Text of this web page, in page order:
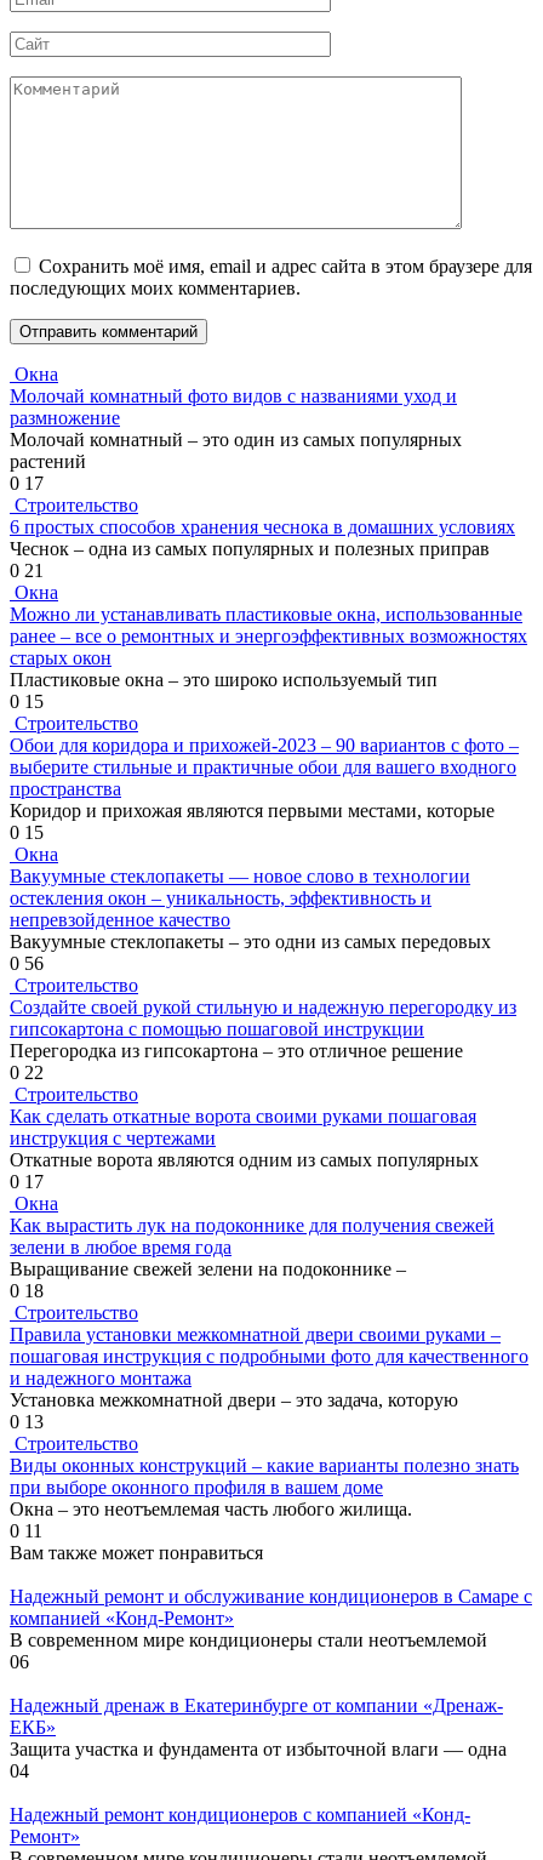
*
Сайт
Комментарий
Сохранить моё имя, email и адрес сайта в этом браузере для
последующих моих комментариев.
Окна
Молочай комнатный фото видов с названиями уход и
размножение
Молочай комнатный – это один из самых популярных
растений
0 17
Строительство
6 простых способов хранения чеснока в домашних условиях
Чеснок – одна из самых популярных и полезных приправ
0 21
Окна
Можно ли устанавливать пластиковые окна, использованные
ранее – все о ремонтных и энергоэффективных возможностях
старых окон
Пластиковые окна – это широко используемый тип
0 15
Строительство
Обои для коридора и прихожей-2023 – 90 вариантов с фото –
выберите стильные и практичные обои для вашего входного
пространства
Коридор и прихожая являются первыми местами, которые
0 15
Окна
Вакуумные стеклопакеты — новое слово в технологии
остекления окон – уникальность, эффективность и
непревзойденное качество
Вакуумные стеклопакеты – это одни из самых передовых
0 56
Строительство
Создайте своей рукой стильную и надежную перегородку из
гипсокартона с помощью пошаговой инструкции
Перегородка из гипсокартона – это отличное решение
0 22
Строительство
Как сделать откатные ворота своими руками пошаговая
инструкция с чертежами
Откатные ворота являются одним из самых популярных
0 17
Окна
Как вырастить лук на подоконнике для получения свежей
зелени в любое время года
Выращивание свежей зелени на подоконнике –
0 18
Строительство
Правила установки межкомнатной двери своими руками –
пошаговая инструкция с подробными фото для качественного
и надежного монтажа
Установка межкомнатной двери – это задача, которую
0 13
Строительство
Виды оконных конструкций – какие варианты полезно знать
при выборе оконного профиля в вашем доме
Окна – это неотъемлемая часть любого жилища.
0 11
Вам также может понравиться
Надежный ремонт и обслуживание кондиционеров в Самаре с
компанией «Конд-Ремонт»
В современном мире кондиционеры стали неотъемлемой
06
Надежный дренаж в Екатеринбурге от компании «Дренаж-
ЕКБ»
Защита участка и фундамента от избыточной влаги — одна
04
Надежный ремонт кондиционеров с компанией «Конд-
Ремонт»